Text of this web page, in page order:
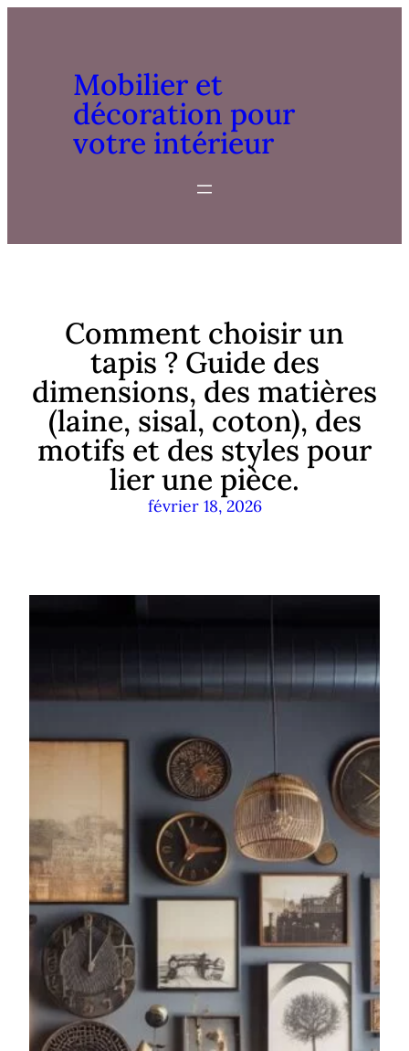
Mobilier et
décoration pour
votre intérieur
Comment choisir un
tapis ? Guide des
dimensions, des matières
(laine, sisal, coton), des
motifs et des styles pour
lier une pièce.
février 18, 2026